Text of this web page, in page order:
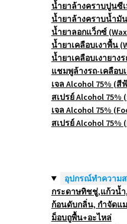
น้ำยาล้างคราบปูนซี
น้ำยาล้างคราบน้ำมั
น้ำยาลอกแว็กซ์
น้ำยาเคลือบเงาพื้น
น้ำยาเคลือบเงายางร
แชมพูล้างรถ-เคลือบ
เจล Alcohol 75% (สี
สเปรย์ Alcohol 75%
เจล Alcohol 75%
สเปรย์ Alcohol 75%
อุปกรณ์ทำความ
กระดาษทิชชู่,แก้วน้
ก้อนดับกลิ่น, กำจัดแ
ม็อบถูพื้น+อะไหล่